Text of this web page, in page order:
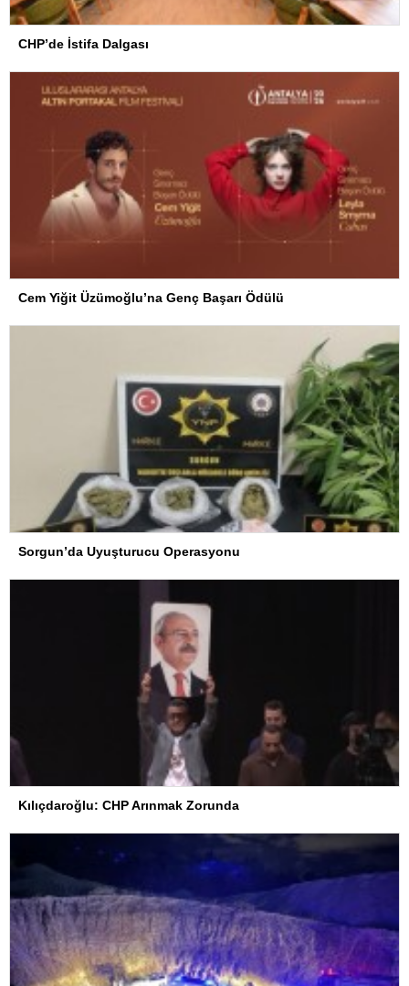
CHP’de İstifa Dalgası
Cem Yiğit Üzümoğlu’na Genç Başarı Ödülü
Sorgun’da Uyuşturucu Operasyonu
Kılıçdaroğlu: CHP Arınmak Zorunda